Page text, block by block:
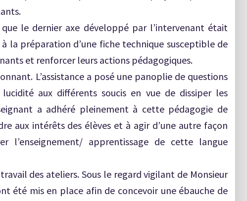
le dernier axe développé par l’intervenant était
la préparation d’une fiche technique susceptible de
et renforcer leurs actions pédagogiques.
L’assistance a posé une panoplie de questions
aux différents soucis en vue de dissiper les
a adhéré pleinement à cette pédagogie de
aux intérêts des élèves et à agir d’une autre façon
l’enseignement/ apprentissage de cette langue
des ateliers. Sous le regard vigilant de Monsieur
été mis en place afin de concevoir une ébauche de